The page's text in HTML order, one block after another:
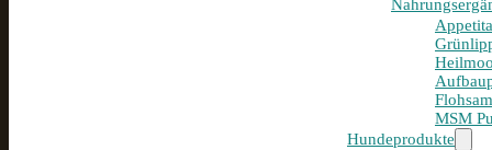
MSM
Hundeprodukte